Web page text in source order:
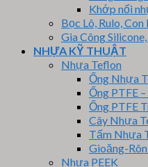
Khớp nối
Bọc Lô, Rulo,
Gia Công
NHỰA KỸ THUẬT
Nhựa Teflon
Ống Nhựa
Ống PTFE
Ống PTFE
Cây Nhựa
Tấm Nhựa
Gioăng-
Nhựa PEEK